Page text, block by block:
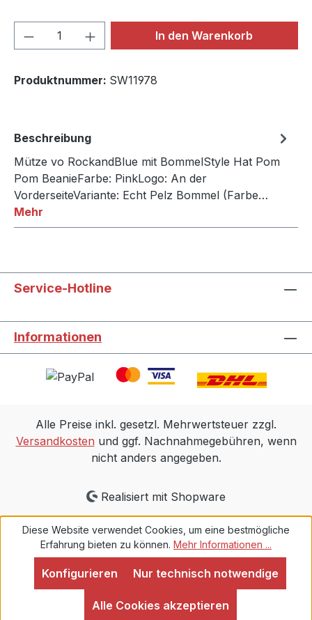
Produkt Anzahl: Gib denIn den Warenkorb
Produktnummer: SW11978
Beschreibung
Mütze vo RockandBlue mit BommelStyle Hat Pom
Pom BeanieFarbe: PinkLogo: An der
VorderseiteVariante: Echt Pelz Bommel (Farbe…
Mehr
Service-Hotline
Informationen
Alle Preise inkl. gesetzl. Mehrwertsteuer zzgl.
Versandkosten und ggf. Nachnahmegebühren, wenn
nicht anders angegeben.
Realisiert mit Shopware
Diese Website verwendet Cookies, um eine bestmögliche
Erfahrung bieten zu können. Mehr Informationen ...
Nur technisch notwendige
Konfigurieren
Alle Cookies akzeptieren